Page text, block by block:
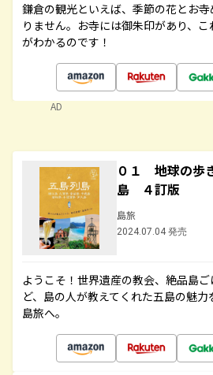
鎌倉の観光といえば、季節の花とお
りません。お寺には御朱印があり、
がわかるのです！
AD
０１ 地球の
島 ４訂版
島旅
2024.07.04 発売
ようこそ！世界遺産の教会、絶品島
ど、島の人が教えてくれた五島の魅力
島旅へ。